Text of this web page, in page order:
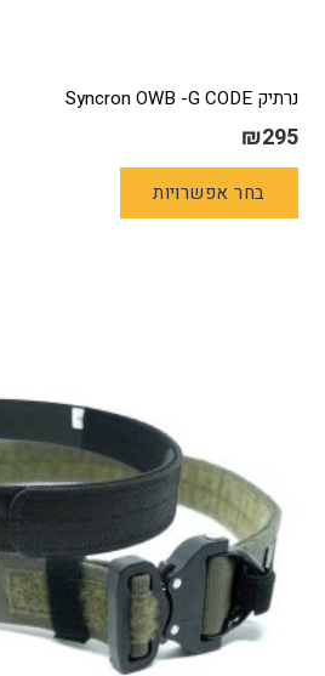
נרתיק Syncron OWB -G CODE
₪295
בחר אפשרויות
האפשרויות
בעמוד
המוצר